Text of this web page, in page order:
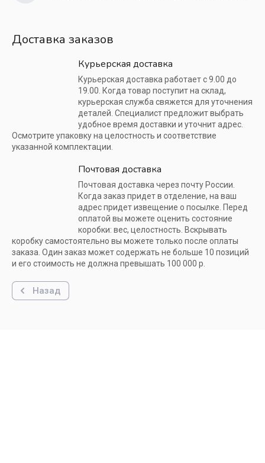
Доставка заказов
Курьерская доставка
Курьерская доставка работает с 9.00 до
19.00. Когда товар поступит на склад,
курьерская служба свяжется для уточнения
деталей. Специалист предложит выбрать
удобное время доставки и уточнит адрес.
Осмотрите упаковку на целостность и соответствие
указанной комплектации.
Почтовая доставка
Почтовая доставка через почту России.
Когда заказ придет в отделение, на ваш
адрес придет извещение о посылке. Перед
оплатой вы можете оценить состояние
коробки: вес, целостность. Вскрывать
коробку самостоятельно вы можете только после оплаты
заказа. Один заказ может содержать не больше 10 позиций
и его стоимость не должна превышать 100 000 р.
Назад